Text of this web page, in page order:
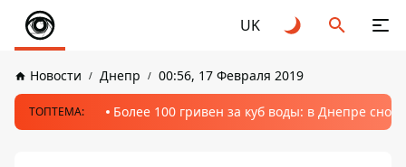
UK
Новости Днепр 00:56, 17 Февраля 2019
ТОПТЕМА: Более 100 гривен за куб воды: в Днепре